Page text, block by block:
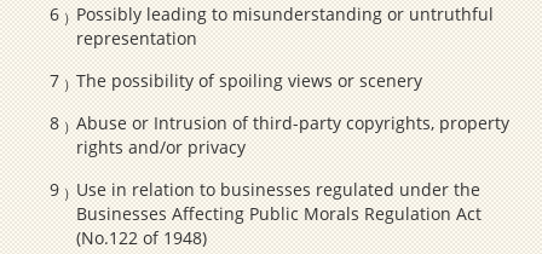
Possibly leading to misunderstanding or untruthful
representation
The possibility of spoiling views or scenery
Abuse or Intrusion of third-party copyrights, property
rights and/or privacy
Use in relation to businesses regulated under the
Businesses Affecting Public Morals Regulation Act
(No.122 of 1948)